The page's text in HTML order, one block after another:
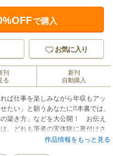
で購入
お気に入り
刊
る
新刊
自動購入
ば仕事を楽しみながら年収もアッ
たい」と願うあなたに!!本書では、
築き方」などを大公開！ お伝え
、どれも筆者の実体験に裏付けさ
「仕事」「人脈」にびっくりする
作品情報をもっと見る